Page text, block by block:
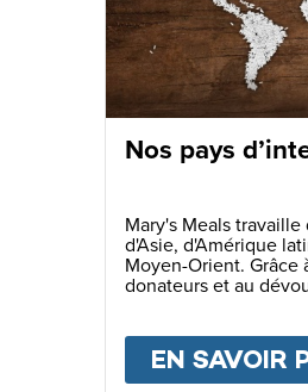
Nos pays
Mary's Meals
d'Asie, d'Amérique
Moyen-Orient. Grâce
donateurs et au
chaque jour d'école.
EN SAVOIR